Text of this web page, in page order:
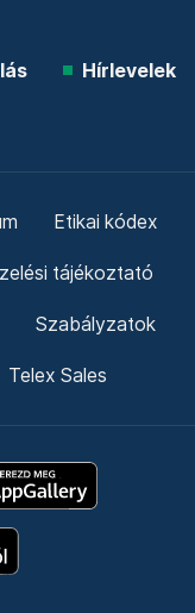
Hírlevelek
Etikai kódex
tájékoztató
Szabályzatok
Telex Sales